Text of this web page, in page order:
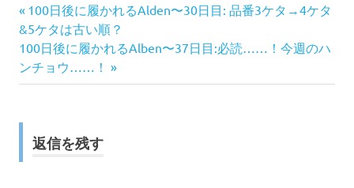
投
稿
ナ
ビ
ゲ
前
の
記
事:
100日後に履かれるAlden〜30日目: 品番3ケタ→4ケタ
&5ケタは古い順？
次
の
記
100日後に履かれるAlben〜37日目:必読……！今週のハ
ンチョウ……！
返信を残す